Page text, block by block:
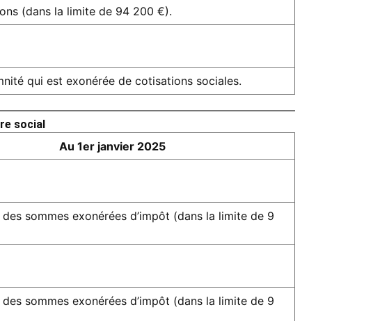
(dans la limite de 94 200 €).
qui est exonérée de cotisations sociales.
social
Au 1er janvier 2025
sommes exonérées d’impôt (dans la limite de 9
sommes exonérées d’impôt (dans la limite de 9